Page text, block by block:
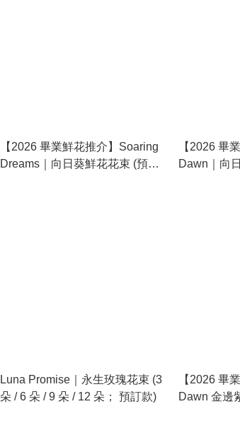
【2026 畢業鮮花推介】Soaring
Dreams｜向日葵鮮花花束 (預訂
【2026 畢
Luna Promise｜永生玫瑰花束 (3
朵 / 6 朵 / 9 朵 / 12 朵； 預訂款)
【2026 畢
Dawn 金邊